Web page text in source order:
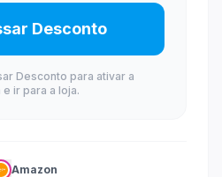
Desconto
Desconto para ativar a
ir para a loja.
Amazon